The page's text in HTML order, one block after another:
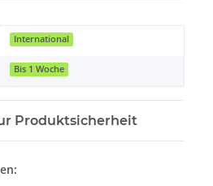
International
Bis 1 Woche
Produktsicherheit